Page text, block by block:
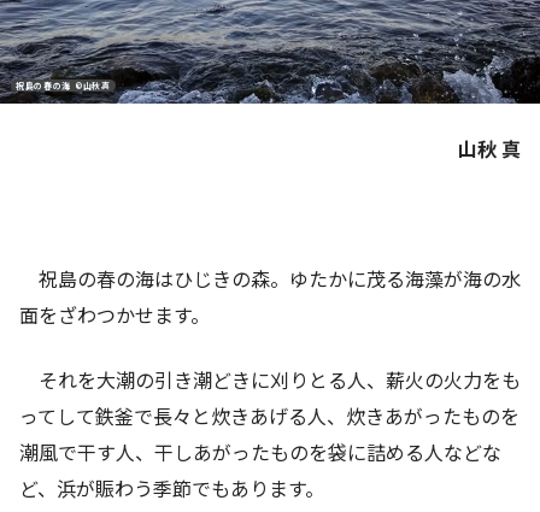
祝島の春の海 ©山秋真
山秋 真
祝島の春の海はひじきの森。ゆたかに茂る海藻が海の水
面をざわつかせます。
それを大潮の引き潮どきに刈りとる人、薪火の火力をも
ってして鉄釜で長々と炊きあげる人、炊きあがったものを
潮風で干す人、干しあがったものを袋に詰める人などな
ど、浜が賑わう季節でもあります。